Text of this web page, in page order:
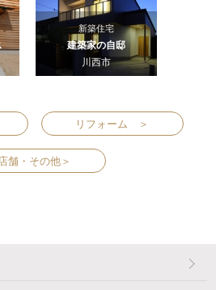
新築住宅
建築家の自邸
川西市
リフォーム ＞
舗・その他＞